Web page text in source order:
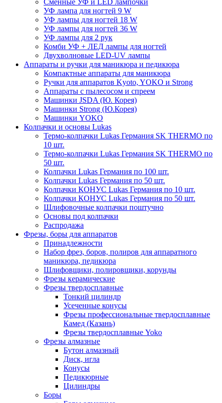
Сменные УФ и LED лампочки
УФ лампа для ногтей 9 W
УФ лампы для ногтей 18 W
УФ лампы для ногтей 36 W
УФ лампы для 2 рук
Комби УФ + ЛЕД лампы для ногтей
Двухволновые LED-UV лампы
Аппараты и ручки для маникюра и педикюра
Компактные аппараты для маникюра
Ручки для аппаратов Kyoto, YOKO и Strong
Аппараты с пылесосом и спреем
Машинки JSDA (Ю. Корея)
Машинки Strong (Ю.Корея)
Машинки YOKO
Колпачки и основы Lukas
Термо-колпачки Lukas Германия SK THERMO по
10 шт.
Термо-колпачки Lukas Германия SK THERMO по
50 шт.
Колпачки Lukas Германия по 100 шт.
Колпачки Lukas Германия по 50 шт.
Колпачки КОНУС Lukas Германия по 10 шт.
Колпачки КОНУС Lukas Германия по 50 шт.
Шлифовочные колпачки поштучно
Основы под колпачки
Распродажа
Фрезы, боры для аппаратов
Принадлежности
Набор фрез, боров, полиров для аппаратного
маникюра, педикюра
Шлифовщики, полировщики, корунды
Фрезы керамические
Фрезы твердосплавные
Тонкий цилиндр
Усеченные конусы
Фрезы профессиональные твердосплавные
Камед (Казань)
Фрезы твердосплавные Yoko
Фрезы алмазные
Бутон алмазный
Диск, игла
Конусы
Педикюрные
Цилиндры
Боры